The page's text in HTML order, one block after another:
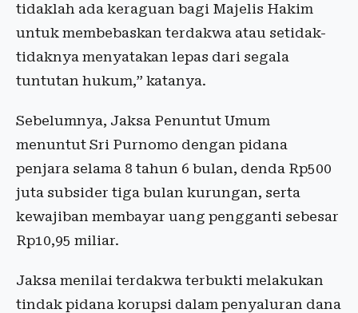
tidaklah ada keraguan bagi Majelis Hakim
untuk membebaskan terdakwa atau setidak-
tidaknya menyatakan lepas dari segala
tuntutan hukum,” katanya.
Sebelumnya, Jaksa Penuntut Umum
menuntut Sri Purnomo dengan pidana
penjara selama 8 tahun 6 bulan, denda Rp500
juta subsider tiga bulan kurungan, serta
kewajiban membayar uang pengganti sebesar
Rp10,95 miliar.
Jaksa menilai terdakwa terbukti melakukan
tindak pidana korupsi dalam penyaluran dana